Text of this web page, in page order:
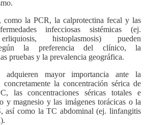
como la PCR, la calprotectina fecal y las
infecciosas sistémicas (ej.
histoplasmosis) pueden
la preferencia del clínico, la
pruebas y la prevalencia geográfica.
adquieren mayor importancia ante la
concretamente la concentración sérica de
las concentraciones séricas totales e
y magnesio y las imágenes torácicas o la
así como la TC abdominal (ej. linfangitis